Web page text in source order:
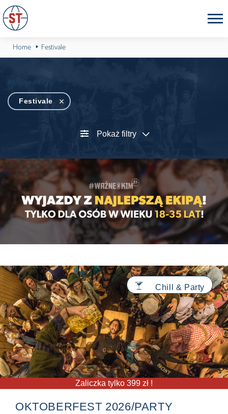
Home Festivale
Aktywne filtry:
Festivale
Pokaż filtry
Zaliczka tylko 399 zł !
Chill & Party
🍸
OKTOBERFEST 2026/PARTY